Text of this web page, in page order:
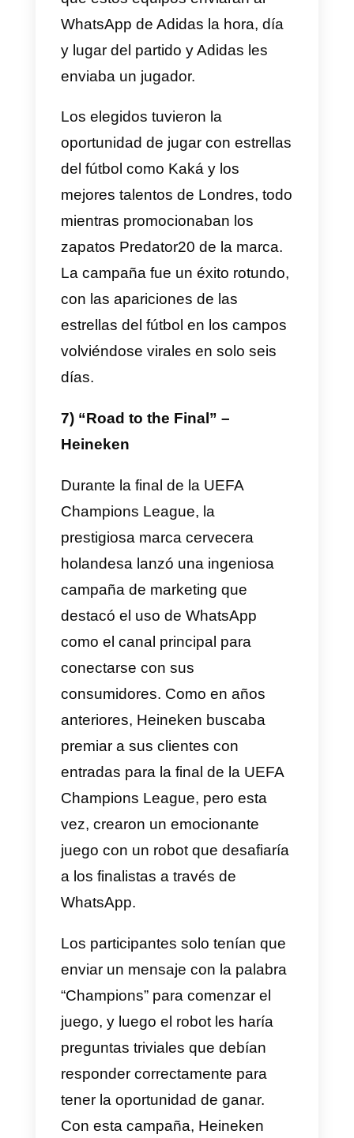
participantes, recibiendo una
visibilidad en múltiples medios de
comunicación en España. Esta
campaña de marketing en
WhatsApp demostró una vez
la capacidad de la plataforma
para generar interacciones
divertidas y valiosas entre los
clientes y la marca.
5) Campus Pringles
Pringles, la marca de patatas
potencial del WhatsApp
más joven. Después de realizar
concursos a través de Facebook,
en 2013 decidió trasladarse a
WhatsApp para desafiar a los
participantes a desplegar su
creatividad al enviar mensajes. El
concurso consistía en varias
fases, comenzando con enviar
mensajes utilizando solo emojis,
los cuales debían ser superados
por Mr. Pringles.
Luego, los participantes
avanzarían a cinco mini-retos,
donde demostrarían su
capacidad para liderar y mover
masas. Si lograban superar
desafíos, recibirían una llamada
telefónica con una pista. La
campaña fue un éxito rotundo,
con más de 300,000 personas